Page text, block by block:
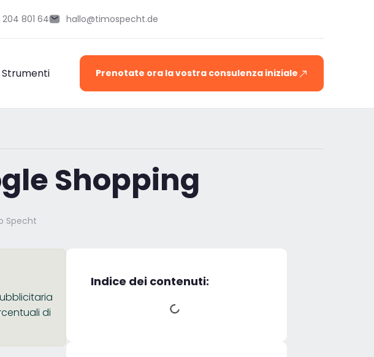
801 64 hallo@timospecht.de
Strumenti Prenotate ora la vostra consulenza iniziale
Shopping
Specht
di
Indice dei contenuti: